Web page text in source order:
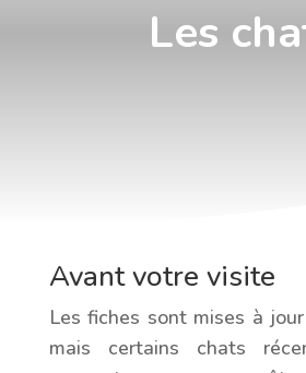
Les
Avant votre visite
Les fiches sont mises à
mais certains chats